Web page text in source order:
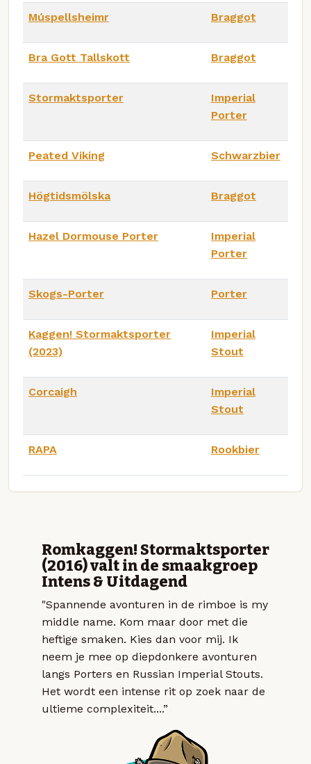
Múspellsheimr Braggot
Bra Gott Tallskott Braggot
Stormaktsporter
Imperial
Porter
Peated Viking Schwarzbier
Högtidsmölska Braggot
Hazel Dormouse Porter
Imperial
Porter
Skogs-Porter Porter
Kaggen! Stormaktsporter
(2023)
Imperial
Stout
Corcaigh
Imperial
Stout
RAPA Rookbier
Romkaggen! Stormaktsporter
(2016) valt in de smaakgroep
Intens & Uitdagend
"Spannende avonturen in de rimboe is my
middle name. Kom maar door met die
heftige smaken. Kies dan voor mij. Ik
neem je mee op diepdonkere avonturen
langs Porters en Russian Imperial Stouts.
Het wordt een intense rit op zoek naar de
ultieme complexiteit....”